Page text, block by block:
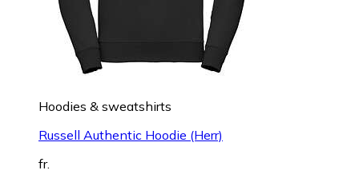
Hoodies & sweatshirts
Russell Authentic Hoodie (Herr)
fr.